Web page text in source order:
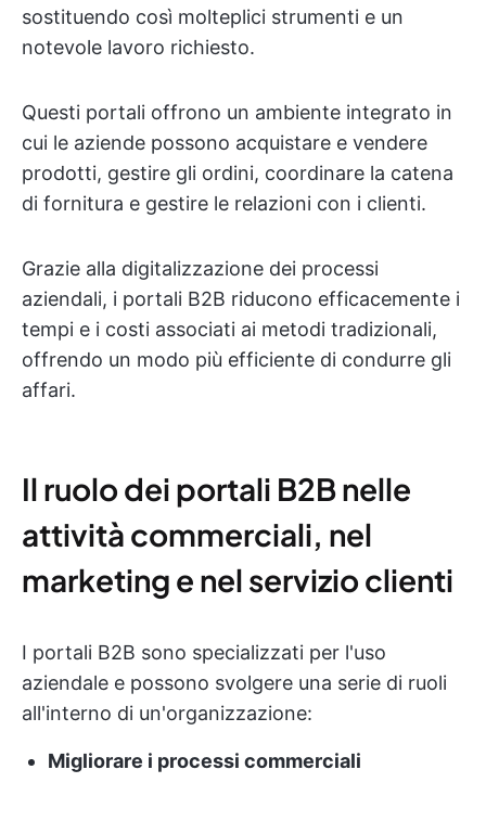
sostituendo così molteplici strumenti e un
notevole lavoro richiesto.
Questi portali offrono un ambiente integrato in
cui le aziende possono acquistare e vendere
prodotti, gestire gli ordini, coordinare la catena
di fornitura e gestire le relazioni con i clienti.
Grazie alla digitalizzazione dei processi
aziendali, i portali B2B riducono efficacemente i
tempi e i costi associati ai metodi tradizionali,
offrendo un modo più efficiente di condurre gli
affari.
Il ruolo dei portali B2B nelle
attività commerciali, nel
marketing e nel servizio clienti
I portali B2B sono specializzati per l'uso
aziendale e possono svolgere una serie di ruoli
all'interno di un'organizzazione:
Migliorare i processi commerciali